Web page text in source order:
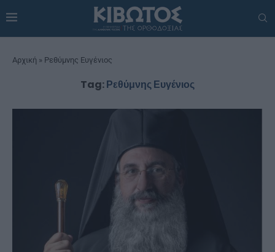
Αρχική » Ρεθύμνης Ευγένιος
Tag:Ρεθύμνης Ευγένιος